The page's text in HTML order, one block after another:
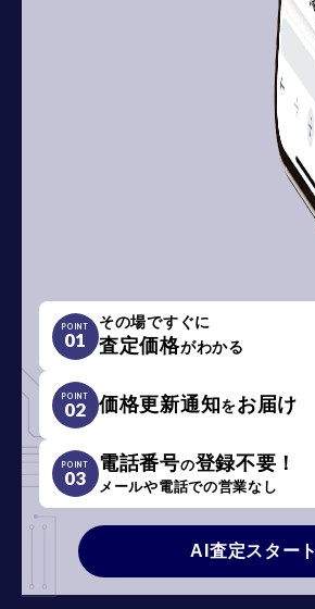
POINT
01
その場ですぐに
査定価格がわかる
POINT
02 価格更新通知をお届け
POINT
03
電話番号の登録不要！
メールや電話での営業なし
AI査定スタート